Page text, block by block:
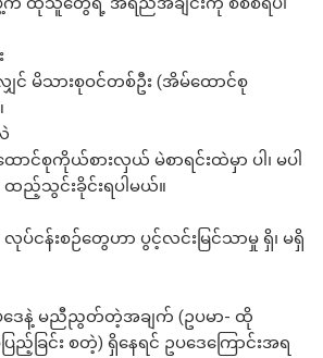
ျှင် မိသားစုဝင်တစ်ဦး (အိမ်ထောင်စု
င်စုကိုယ်စားလှယ် မဲစာရင်းထဲမှာ ပါ၊ မပါ
ထည့်သွင်းခိုင်းရပါမယ်။
း လုပ်ငန်းစဉ်တွေဟာ ပွင့်လင်းမြင်သာမှု ရှိ၊ မရှိ
ပဒေနဲ့ မညီညွတ်တဲ့အချက် (ဥပမာ- ထို
ခြင်း စတဲ့) ရှိနေရင် ဥပဒေကြောင်းအရ